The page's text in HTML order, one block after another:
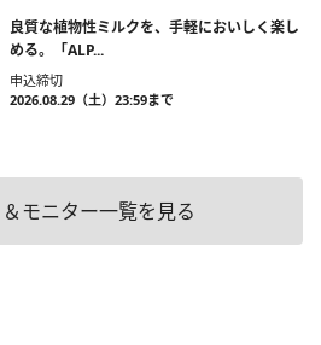
良質な植物性ミルクを、手軽においしく楽し
める。「ALP...
申込締切
2026.08.29（土）23:59まで
モニター一覧を見る